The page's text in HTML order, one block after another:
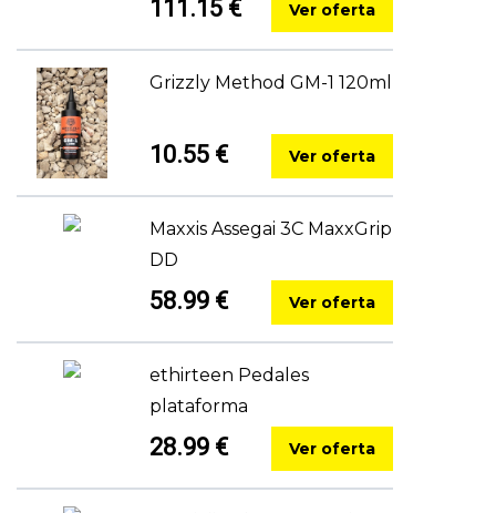
111.15 € Ver oferta
Grizzly Method GM-1 120ml
10.55 € Ver oferta
Maxxis Assegai 3C MaxxGrip
DD
58.99 € Ver oferta
ethirteen Pedales
plataforma
28.99 € Ver oferta